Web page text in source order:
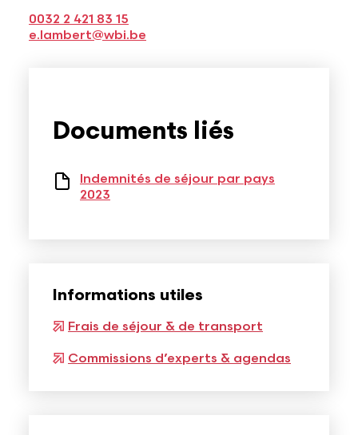
0032 2 421 83 15
e.lambert@wbi.be
Documents liés
Indemnités de séjour par pays
2023
Informations utiles
Frais de séjour & de transport
Commissions d’experts & agendas